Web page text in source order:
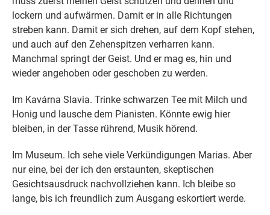
lockern und aufwärmen. Damit er in alle Richtungen
streben kann. Damit er sich drehen, auf dem Kopf stehen,
und auch auf den Zehenspitzen verharren kann.
Manchmal springt der Geist. Und er mag es, hin und
wieder angehoben oder geschoben zu werden.
Im Kavárna Slavia. Trinke schwarzen Tee mit Milch und
Honig und lausche dem Pianisten. Könnte ewig hier
bleiben, in der Tasse rührend, Musik hörend.
Im Museum. Ich sehe viele Verkündigungen Marias. Aber
nur eine, bei der ich den erstaunten, skeptischen
Gesichtsausdruck nachvollziehen kann. Ich bleibe so
lange, bis ich freundlich zum Ausgang eskortiert werde.